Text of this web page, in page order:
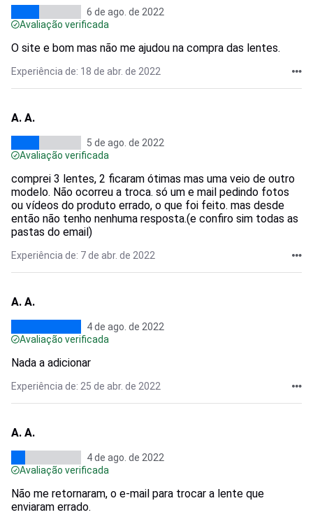
6 de ago. de 2022
Avaliação verificada
O site e bom mas não me ajudou na compra das lentes.
Experiência de: 18 de abr. de 2022
A. A.
5 de ago. de 2022
Avaliação verificada
comprei 3 lentes, 2 ficaram ótimas mas uma veio de outro
modelo. Não ocorreu a troca. só um e mail pedindo fotos
ou vídeos do produto errado, o que foi feito. mas desde
então não tenho nenhuma resposta.(e confiro sim todas as
pastas do email)
Experiência de: 7 de abr. de 2022
A. A.
4 de ago. de 2022
Avaliação verificada
Nada a adicionar
Experiência de: 25 de abr. de 2022
A. A.
4 de ago. de 2022
Avaliação verificada
Não me retornaram, o e-mail para trocar a lente que
enviaram errado.